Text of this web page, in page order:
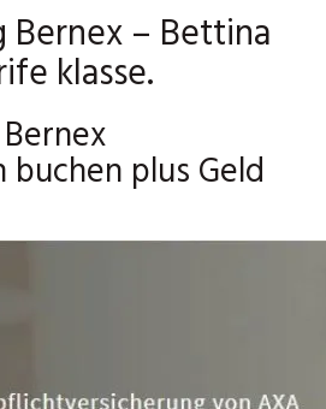
Bernex – Bettina
klasse.
plus Geld